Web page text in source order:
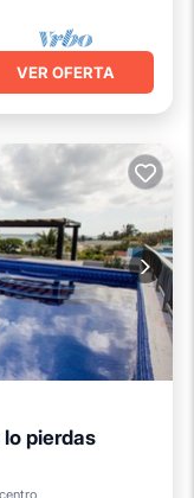
VER OFERTA
lo pierdas